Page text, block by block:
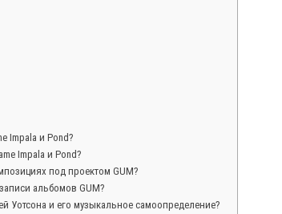
Impala и Pond?
Impala и Pond?
под проектом GUM?
альбомов GUM?
Уотсона и его музыкальное самоопределение?